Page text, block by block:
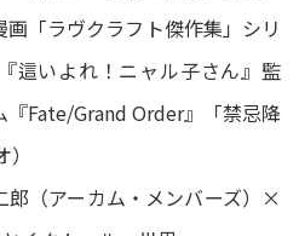
「ラヴクラフト傑作集」シリ
這いよれ！ニャル子さん』監
Fate/Grand Order』「禁忌降
郎（アーカム・メンバーズ）×